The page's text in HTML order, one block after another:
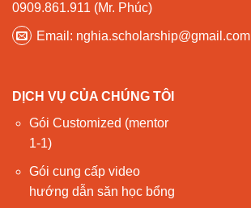
0909.861.911 (Mr. Phúc)
Email: nghia.scholarship@gmail.com
DỊCH VỤ CỦA CHÚNG TÔI
Gói Customized (mentor
1-1)
Gói cung cấp video
hướng dẫn săn học bổng